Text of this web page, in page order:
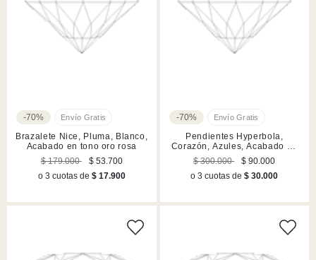
-70%
Brazalete Nice, Pluma, Blanco,
Acabado en tono oro rosa
$ 179.000
$ 53.700
o 3 cuotas de $ 17.900
-70%
Pendientes Hyperbola,
Corazón, Azules, Acabado en
rodio
$ 300.000
$ 90.000
o 3 cuotas de$ 30.000